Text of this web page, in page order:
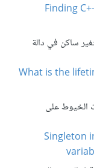
Finding
ساكن في دالة
What is the
الخيوط على
Singleton